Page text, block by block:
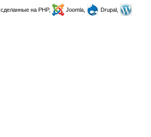
, сделанные на PHP, Joomla,
Drupal,